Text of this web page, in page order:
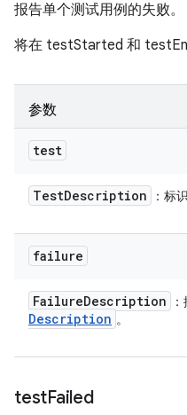
报告单个测试用例的失败。
将在 testStarted 和
参数
test
TestDescription ：标
failure
FailureDescription
Description 。
testFailed